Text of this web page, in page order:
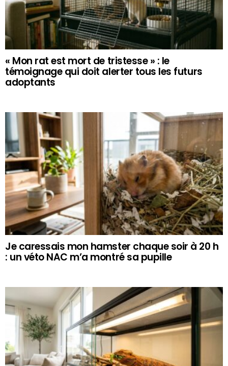
« Mon rat est mort de tristesse » : le
témoignage qui doit alerter tous les futurs
adoptants
Je caressais mon hamster chaque soir à 20 h
: un véto NAC m’a montré sa pupille